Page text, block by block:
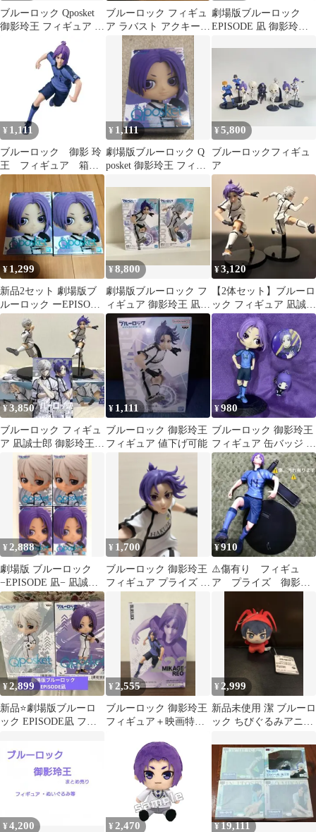
ブルーロック Qposket
御影玲王 フィギュア 3
ブルーロック フィギュ
ア ラバスト アクキー
まとめ売り
劇場版ブルーロック
EPISODE 凪 御影玲王
¥ 1,111
ブルーロック 御影 玲
王 フィギュア 箱な
し
¥ 1,111
劇場版ブルーロック Q
posket 御影玲王 フィギ
¥5,800
ブルーロックフィギュ
ア
¥ 1,299
新品2セット 劇場版ブ
ルーロック ーEPISODE
凪ーQposket 御影玲王
¥8,800
劇場版ブルーロック フ
ィギュア 御影玲王 凪誠
士郎 2種セット
¥3,120
【2体セット】ブルーロ
ック フィギュア 凪誠士
郎 御影玲王 白宝高校
※箱なし
¥3,850
ブルーロック フィギュ
ア 凪誠士郎 御影玲王 2
体セット 漫画付き
¥ 1,111
ブルーロック 御影玲王
フィギュア 値下げ可能
¥980
ブルーロック 御影玲王
フィギュア 缶バッジ キ
ーホルダー セット
¥2,888
劇場版 ブルーロック
−EPISODE 凪− 凪誠士
郎 御影玲王 Qposket
¥ 1,700
ブルーロック 御影玲王
フィギュア プライズ エ
¥910
⚠️傷有り フィギュ
ア プライズ 御影玲
ーロック ブルロ
¥2,899
新品⭐️劇場版ブルーロ
ック EPISODE凪 フィ
玲王
¥2,555
ブルーロック 御影玲王
フィギュア＋映画特典
¥2,999
新品未使用 潔 ブルーロ
ック ちびぐるみアニマ
¥4,200 ¥ 2,470 ¥19,111